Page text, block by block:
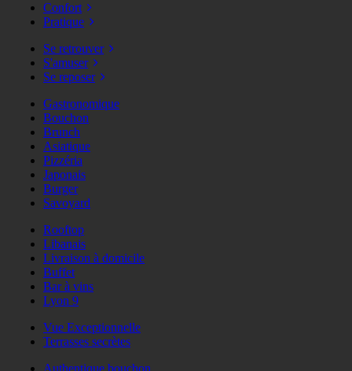
Confort
Pratique
Se retrouver
S'amuser
Se reposer
Gastronomique
Bouchon
Brunch
Asiatique
Pizzéria
Japonais
Burger
Savoyard
Rooftop
Libanais
Livraison à domicile
Buffet
Bar à vins
Lyon 9
Vue Exceptionnelle
Terrasses secrètes
Authentique bouchon